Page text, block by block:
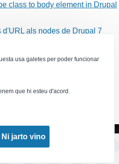
class to body element in Drupal
d'URL als nodes de Drupal 7
8
usa galetes per poder funcionar
que hi esteu d'acord.
Ni jarto vino